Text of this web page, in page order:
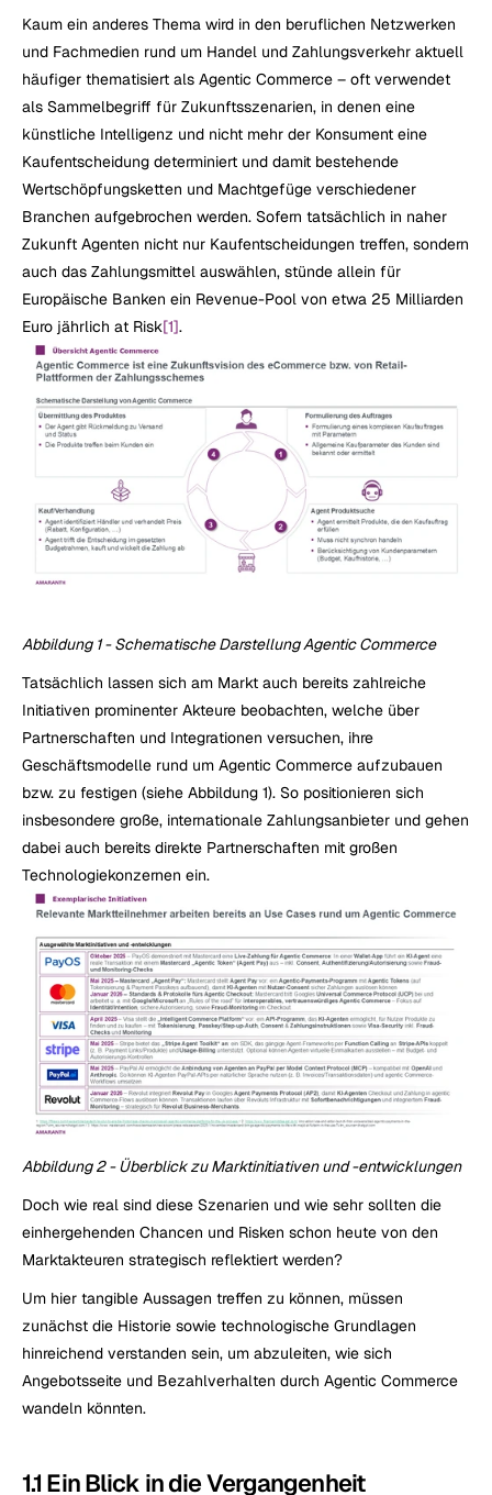
Kaum ein anderes Thema wird in den beruflichen Netzwerken
und Fachmedien rund um Handel und Zahlungsverkehr aktuell
häufiger thematisiert als Agentic Commerce – oft verwendet
als Sammelbegriff für Zukunftsszenarien, in denen eine
künstliche Intelligenz und nicht mehr der Konsument eine
Kaufentscheidung determiniert und damit bestehende
Wertschöpfungsketten und Machtgefüge verschiedener
Branchen aufgebrochen werden. Sofern tatsächlich in naher
Zukunft Agenten nicht nur Kaufentscheidungen treffen, sondern
auch das Zahlungsmittel auswählen, stünde allein für
Europäische Banken ein Revenue-Pool von etwa 25 Milliarden
Euro jährlich at Risk[1].
Abbildung 1 - Schematische Darstellung Agentic Commerce
Tatsächlich lassen sich am Markt auch bereits zahlreiche
Initiativen prominenter Akteure beobachten, welche über
Partnerschaften und Integrationen versuchen, ihre
Geschäftsmodelle rund um Agentic Commerce aufzubauen
bzw. zu festigen (siehe Abbildung 1). So positionieren sich
insbesondere große, internationale Zahlungsanbieter und gehen
dabei auch bereits direkte Partnerschaften mit großen
Technologiekonzernen ein.
Abbildung 2 - Überblick zu Marktinitiativen und -entwicklungen
Doch wie real sind diese Szenarien und wie sehr sollten die
einhergehenden Chancen und Risken schon heute von den
Marktakteuren strategisch reflektiert werden?
Um hier tangible Aussagen treffen zu können, müssen
zunächst die Historie sowie technologische Grundlagen
hinreichend verstanden sein, um abzuleiten, wie sich
Angebotsseite und Bezahlverhalten durch Agentic Commerce
wandeln könnten.
1.1 Ein Blick in die Vergangenheit